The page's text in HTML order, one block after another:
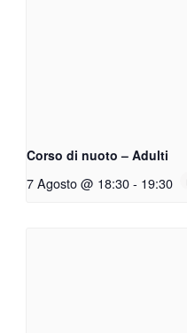
Corso di nuoto – Adulti
7 Agosto @ 18:30 - 19:30